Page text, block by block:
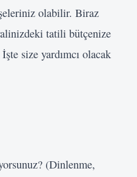
olabilir. Biraz
tatili bütçenize
size yardımcı olacak
(Dinlenme,